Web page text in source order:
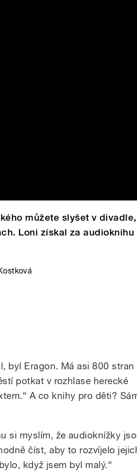
můžete slyšet v divadle,
Loni získal za audioknihu
byl Eragon. Má asi 800 stran
potkat v rozhlase herecké
A co knihy pro děti?
si myslím, že audioknížky
číst, aby to rozvíjelo
když jsem byl malý.“